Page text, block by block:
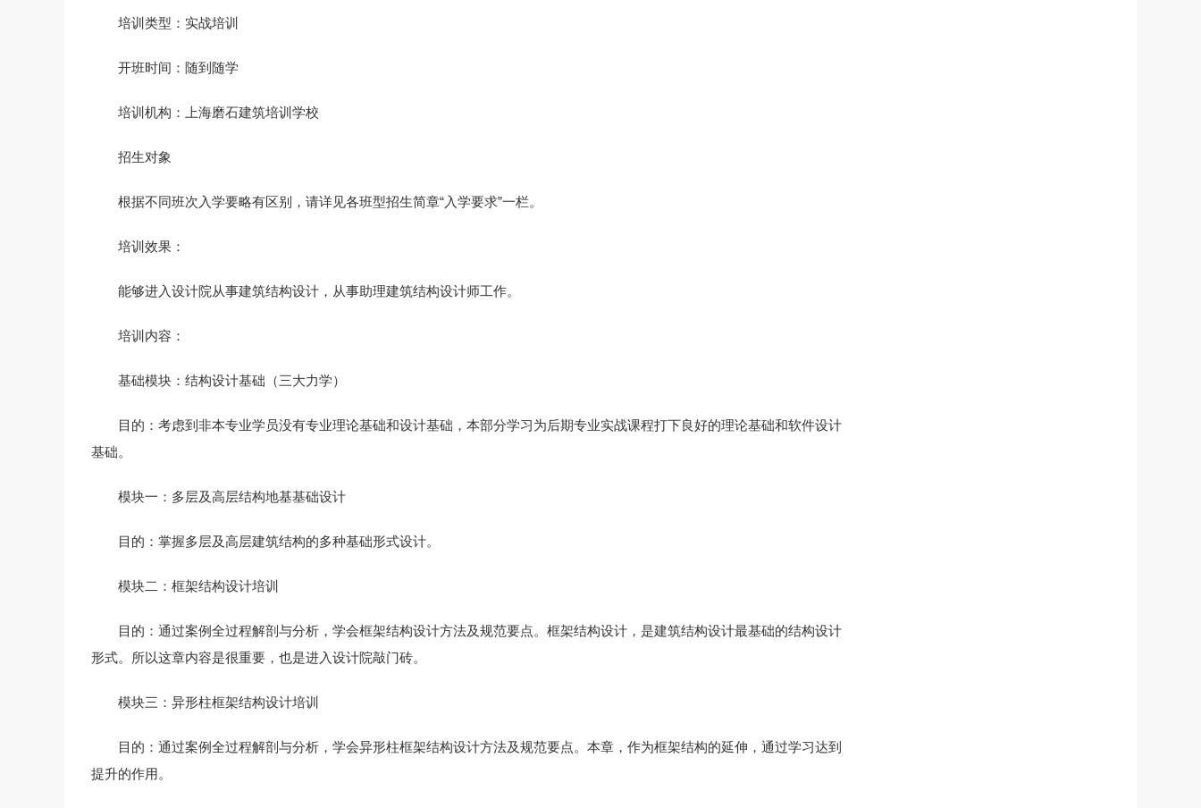
培训类型：实战培训
开班时间：随到随学
培训机构：上海磨石建筑培训学校
招生对象
根据不同班次入学要略有区别，请详见各班型招生简章“入学要求”一栏。
培训效果：
能够进入设计院从事建筑结构设计，从事助理建筑结构设计师工作。
培训内容：
基础模块：结构设计基础（三大力学）
目的：考虑到非本专业学员没有专业理论基础和设计基础，本部分学习为后期专业实战课程打下良好的理论基础和软件设计
基础。
模块一：多层及高层结构地基基础设计
目的：掌握多层及高层建筑结构的多种基础形式设计。
模块二：框架结构设计培训
目的：通过案例全过程解剖与分析，学会框架结构设计方法及规范要点。框架结构设计，是建筑结构设计最基础的结构设计
形式。所以这章内容是很重要，也是进入设计院敲门砖。
模块三：异形柱框架结构设计培训
目的：通过案例全过程解剖与分析，学会异形柱框架结构设计方法及规范要点。本章，作为框架结构的延伸，通过学习达到
提升的作用。